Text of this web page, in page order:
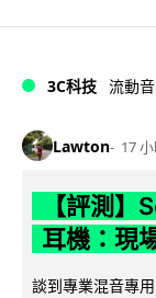
3C科技 流動
Lawton 17
【評測
耳機：現
談到專業混音專